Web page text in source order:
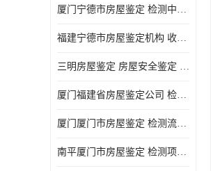
厦门宁德市房屋鉴定 检测中心 收费合理规范 项目全 周期短
福建宁德市房屋鉴定机构 收费合理规范 加强房屋的日常与管理
三明房屋鉴定 房屋安全鉴定 检测方便 快捷 经验较为丰富
厦门福建省房屋鉴定公司 检测流程规范 加强房屋的日常与管理
厦门厦门市房屋鉴定 检测流程规范 检测方式多样化
南平厦门市房屋鉴定 检测项目广 经验较为丰富